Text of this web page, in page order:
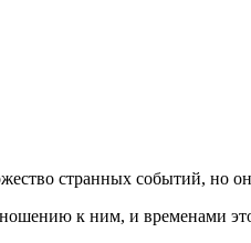
странных событий, но
к ним, и временами